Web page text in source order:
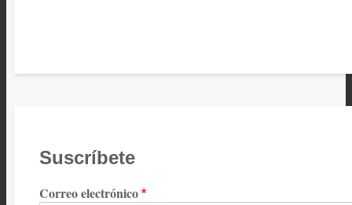
Suscríbete
Correo electrónico